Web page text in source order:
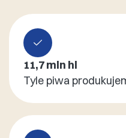
11,7 mln hl
Tyle piwa